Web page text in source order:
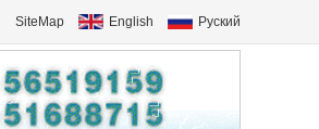
SiteMap English Руский